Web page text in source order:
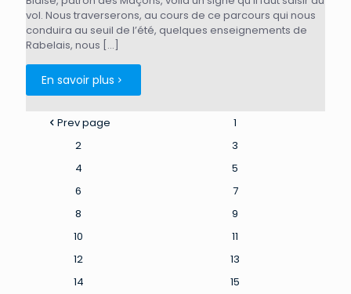
vol. Nous traverserons, au cours de ce parcours qui nous
conduira au seuil de l’été, quelques enseignements de
Rabelais, nous […]
En savoir plus
Prev page
1
2
3
4
5
6
7
8
9
10
11
12
13
14
15